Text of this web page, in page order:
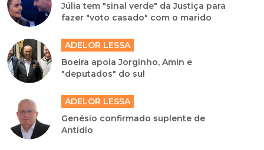
Júlia tem "sinal verde" da Justiça para
fazer "voto casado" com o marido
ADELOR LESSA
Boeira apoia Jorginho, Amin e
"deputados" do sul
ADELOR LESSA
Genésio confirmado suplente de
Antídio